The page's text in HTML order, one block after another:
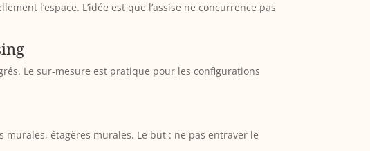
l’espace. L’idée est que l’assise ne concurrence pas
Le sur-mesure est pratique pour les configurations
étagères murales. Le but : ne pas entraver le